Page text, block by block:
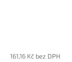
161,16 Kč bez DPH